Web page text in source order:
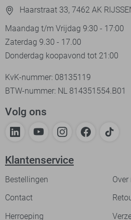
Haarstraat 33, 7462 AK
Maandag t/m Vrijdag 9:30 - 17:00
Zaterdag 9.30 - 17.00
Donderdag koopavond tot 21:00
KvK-nummer: 08135119
BTW-nummer: NL 814351554.B01
Volg ons
Klantenservice
Bestellingen
Contact
Herroeping